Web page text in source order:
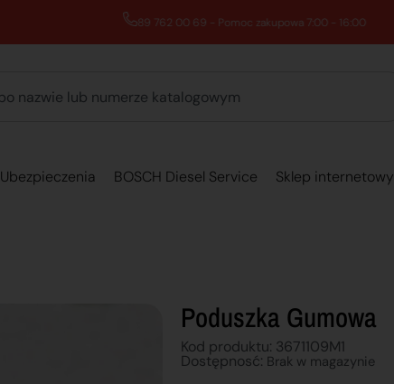
89 762 00 69 - Pomoc zakupowa 7:00 - 16:00
Ubezpieczenia BOSCH Diesel Service Sklep internetowy
Poduszka Gumowa
Kod produktu: 3671109M1
Dostępnosć: Brak w magazynie